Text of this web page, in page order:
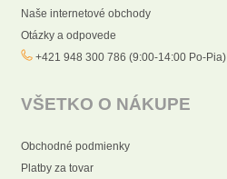
Naše internetové obchody
Otázky a odpovede
+421 948 300 786 (9:00-14:00 Po-Pia)
VŠETKO O NÁKUPE
Obchodné podmienky
Platby za tovar